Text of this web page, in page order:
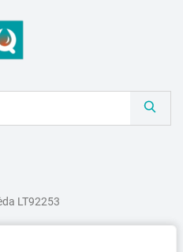
e
LT92253